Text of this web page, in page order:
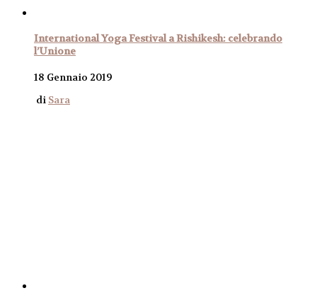
International Yoga Festival a Rishikesh: celebrando
l’Unione
18 Gennaio 2019
di Sara